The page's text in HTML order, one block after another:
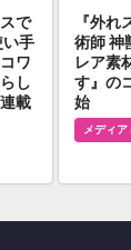
で
い手
ワ
し
載
『外
術師 神
レア素
す』の
始
メディア